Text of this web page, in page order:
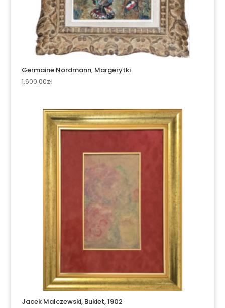
Germaine Nordmann, Margerytki
1,600.00zł
Jacek Malczewski, Bukiet, 1902